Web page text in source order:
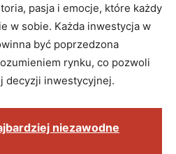
pasja i emocje, które każdy
w sobie. Każda​ inwestycja w
być poprzedzona
rynku,‌ co pozwoli
decyzji ⁤inwestycyjnej.
niezawodne